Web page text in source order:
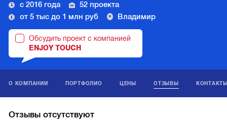
с 2016 года
52 проекта
от 5 тыс до 1 млн руб
Владимир
Обсудить проект с компанией
ENJOY TOUCH
О КОМПАНИИ ПОРТФОЛИО ЦЕНЫ ОТЗЫВЫ
Отзывы отсутствуют